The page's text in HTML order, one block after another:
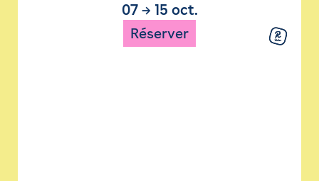
07→ 15 oct.
Réserver